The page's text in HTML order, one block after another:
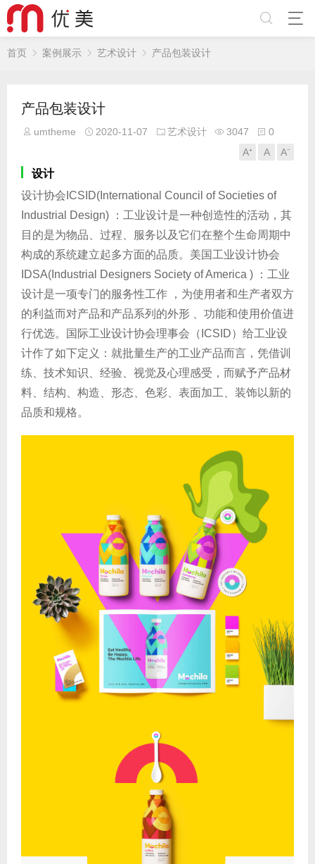
首页 案例展示 艺术设计 产品包装设计
产品包装设计
umtheme 2020-11-07 艺术设计 3047
0
A⁺
A A⁻
设计
设计协会ICSID(International Council of Societies of
Industrial Design) ：工业设计是一种创造性的活动，其
目的是为物品、过程、服务以及它们在整个生命周期中
构成的系统建立起多方面的品质。美国工业设计协会
IDSA(Industrial Designers Society of America ) ：工业
设计是一项专门的服务性工作 ，为使用者和生产者双方
的利益而对产品和产品系列的外形 、功能和使用价值进
行优选。国际工业设计协会理事会（ICSID）给工业设
计作了如下定义：就批量生产的工业产品而言，凭借训
练、技术知识、经验、视觉及心理感受，而赋予产品材
料、结构、构造、形态、色彩、表面加工、装饰以新的
品质和规格。